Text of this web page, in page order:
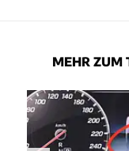
MEHR ZUM